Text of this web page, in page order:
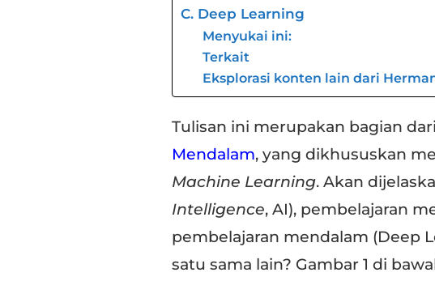
C. Deep Learning
Menyukai ini:
Terkait
Eksplorasi konten lain dari
Tulisan ini merupakan bagian
Mendalam, yang dikhususkan
Machine Learning. Akan
Intelligence, AI), pembelajaran
pembelajaran mendalam (Deep
satu sama lain? Gambar 1 di